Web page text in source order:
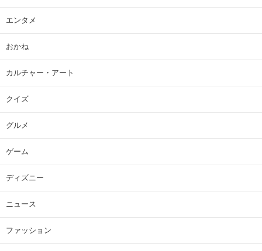
エンタメ
おかね
カルチャー・アート
クイズ
グルメ
ゲーム
ディズニー
ニュース
ファッション